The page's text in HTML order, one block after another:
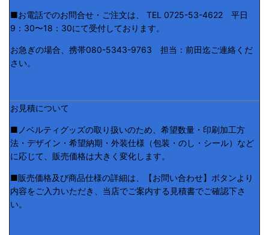
■お電話でのお問合せ・ご注文は、 TEL 0725-53-4622 平日
9：30〜18：30にて受付しております。
お急ぎの場合、携帯080-5343-9763 担当：前田迄ご連絡くだ
さい。
お見積について
■ノベルティグッズの取り扱いのため、希望数量・印刷加工方
法・デザイン・希望納期・外装仕様（包装・のし・シール）など
に応じて、販売価格は大きく変化します。
■販売価格及び商品仕様の詳細は、【お問い合わせ】ボタンより
内容をご入力いただき、当店でご案内する見積書でご確認下さ
い。